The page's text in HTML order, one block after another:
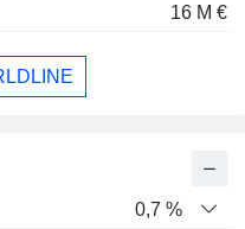
16 M €
0,7 %